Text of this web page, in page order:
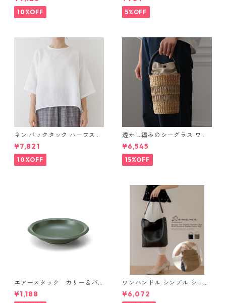
10%OFF 5%OFF
ネン バックタック ハーフスリ
ーブ ワイドブラウス トップ
ス
¥7,821
10%OFF
透かし編みのシーグラス ワン
ハンドルバッグ
¥6,545
15%OFF
エアースタック カリー＆パ
スタ
¥1,188
ワンハンドル シンプル ショル
ダーバッグ (インナーバッグ付
き)
¥6,072